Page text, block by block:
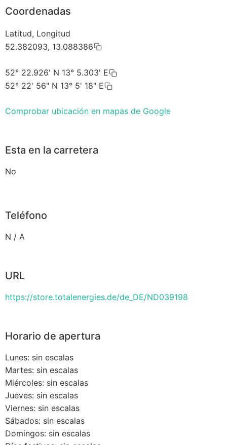
Coordenadas
Latitud, Longitud
52.382093, 13.088386
52° 22.926' N 13° 5.303' E
52° 22' 56" N 13° 5' 18" E
Comprobar ubicación en mapas de Google
Esta en la carretera
No
Teléfono
N / A
URL
https://store.totalenergies.de/de_DE/ND039198
Horario de apertura
Lunes: sin escalas
Martes: sin escalas
Miércoles: sin escalas
Jueves: sin escalas
Viernes: sin escalas
Sábados: sin escalas
Domingos: sin escalas